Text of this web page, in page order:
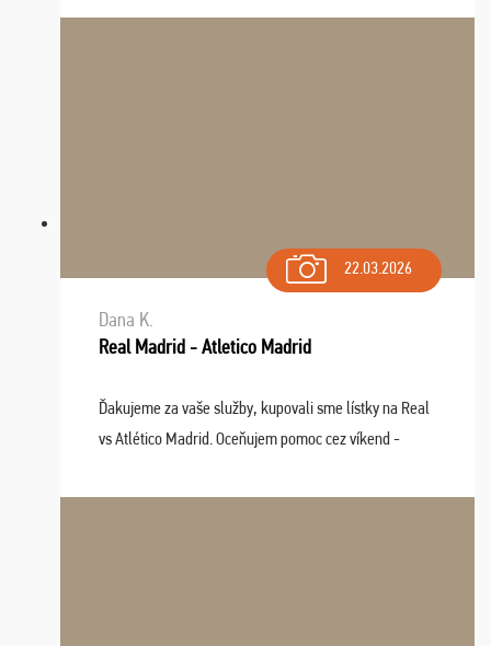
22.03.2026
Dana K.
Real Madrid - Atletico Madrid
Ďakujeme za vaše služby, kupovali sme lístky na Real
vs Atlético Madrid. Oceňujem pomoc cez víkend -
spokojnosti. Sedenie bolo dobré, štadión Barnabéu ...